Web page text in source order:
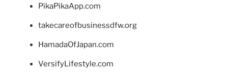
PikaPikaApp.com
takecareofbusinessdfw.org
HamadaOfJapan.com
VersifyLifestyle.com